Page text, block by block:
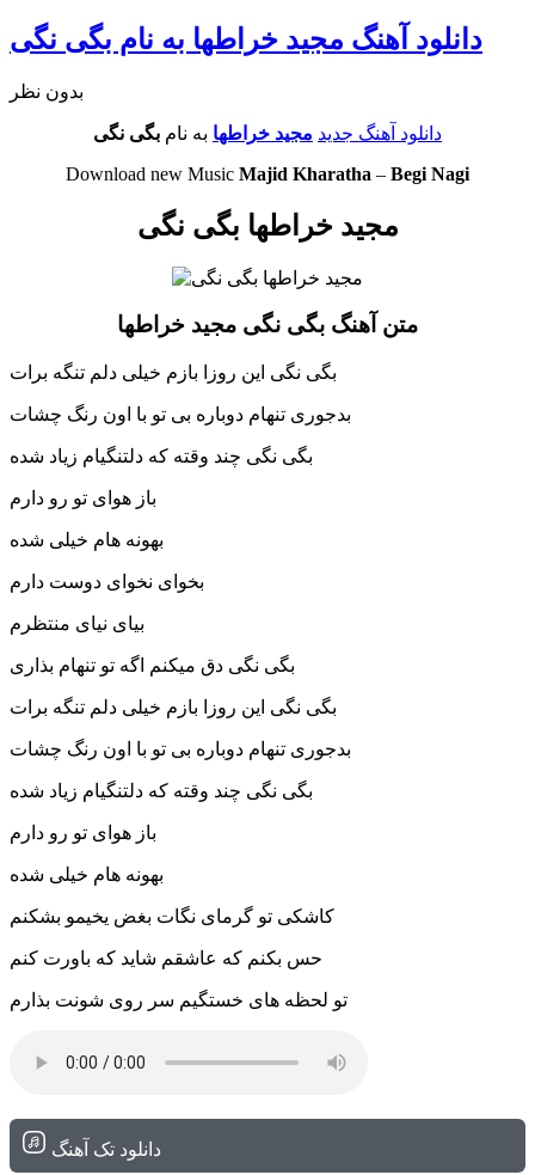
دانلود آهنگ مجید خراطها به نام بگی نگی
بدون نظر
دانلود آهنگ جدید مجید خراطها به نام بگی نگی
Download new Music Majid Kharatha – Begi Nagi
مجید خراطها بگی نگی
متن آهنگ بگی نگی مجید خراطها
بگی نگی این روزا بازم خیلی دلم تنگه برات
بدجوری تنهام دوباره بی تو با اون رنگ چشات
بگی نگی چند وقته که دلتنگیام زیاد شده
باز هوای تو رو دارم
بهونه هام خیلی شده
بخوای نخوای دوست دارم
بیای نیای منتظرم
بگی نگی دق میکنم اگه تو تنهام بذاری
بگی نگی این روزا بازم خیلی دلم تنگه برات
بدجوری تنهام دوباره بی تو با اون رنگ چشات
بگی نگی چند وقته که دلتنگیام زیاد شده
باز هوای تو رو دارم
بهونه هام خیلی شده
کاشکی تو گرمای نگات بغض یخیمو بشکنم
حس بکنم که عاشقم شاید که باورت کنم
تو لحظه های خستگیم سر روی شونت بذارم
دانلود تک آهنگ